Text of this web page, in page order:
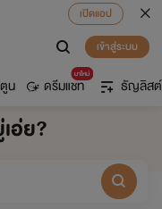
เปิดแอป
เข้าสู่ระบบ
น
มาใหม่
ดรีมแชท ธัญลิสต์
อ่ย?